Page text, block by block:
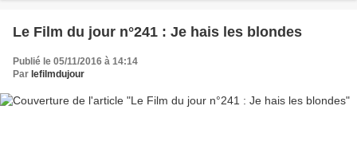
Le Film du jour n°241 : Je hais les blondes
Publié le 05/11/2016 à 14:14
Par lefilmdujour